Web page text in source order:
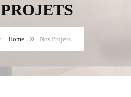
PROJETS
Home Nos Projets